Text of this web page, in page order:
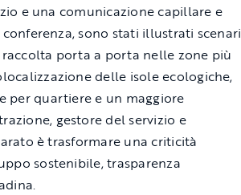
e una comunicazione capillare e
sono stati illustrati scenari
porta a porta nelle zone più
delle isole ecologiche,
per quartiere e un maggiore
gestore del servizio e
è trasformare una criticità
sostenibile, trasparenza